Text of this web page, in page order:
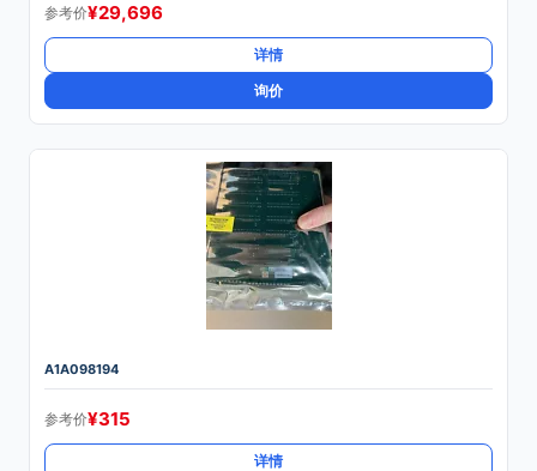
参考价¥29,696
详情
询价
A1A098194
参考价¥315
详情